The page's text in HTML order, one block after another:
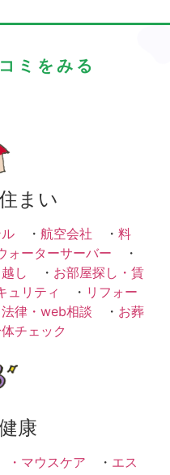
ミをみる
まい
・ 航空会社 ・ 料
ォーターサーバー ・
し ・ お部屋探し・賃
ュリティ ・ リフォー
法律・web相談 ・ お葬
チェック
康
マウスケア ・ エス